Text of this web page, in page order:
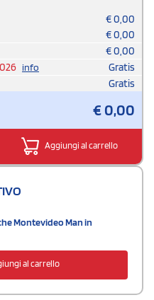
€0,00
€0,00
€0,00
info
Gratis
Gratis
€0,00
Aggiungi al carrello
Montevideo Man in
al carrello